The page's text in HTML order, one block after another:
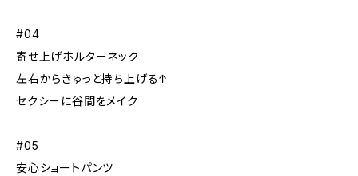
#04
寄せ上げホルターネック
左右からきゅっと持ち上げる↑
セクシーに谷間をメイク
#05
安心ショートパンツ